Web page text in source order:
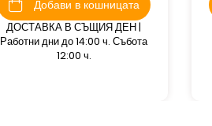
Добави в кошницата
ДОСТАВКА В СЪЩИЯ ДЕН |
Работни дни до 14:00 ч. Събота
12:00 ч.